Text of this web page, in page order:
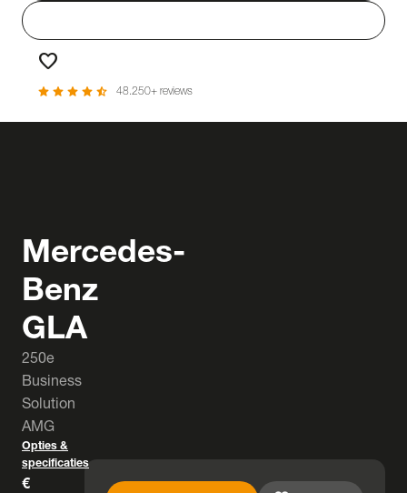
favorite
star star star star star_half 48.250+ reviews
Mercedes-
Benz
GLA
250e
Business
Solution
AMG
Opties &
specificaties
€